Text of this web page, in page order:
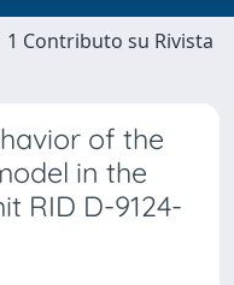
1 Contributo su Rivista
of the
in the
RID D-9124-